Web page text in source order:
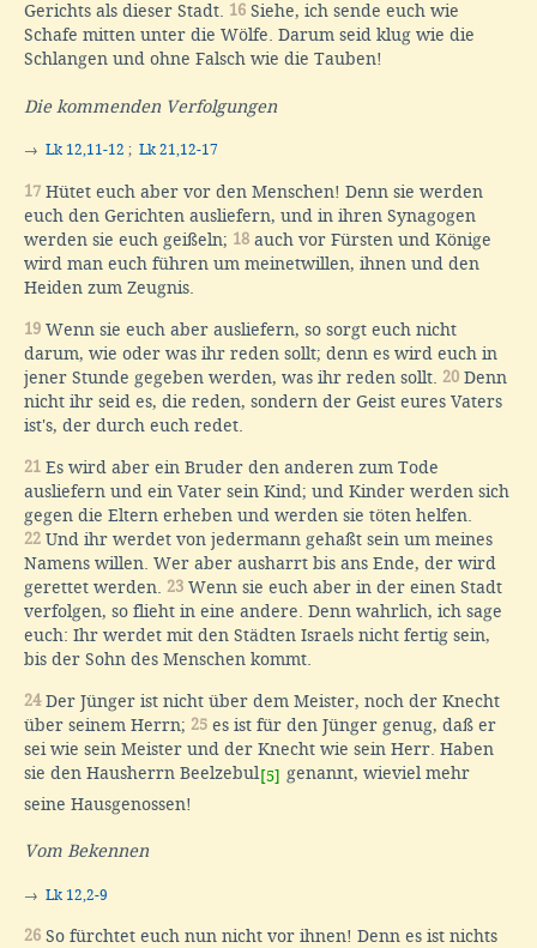
Gerichts als dieser Stadt. 16 Siehe, ich sende euch wie
Schafe mitten unter die Wölfe. Darum seid klug wie die
Schlangen und ohne Falsch wie die Tauben!
Die kommenden Verfolgungen
→ Lk 12,11-12 ; Lk 21,12-17
17 Hütet euch aber vor den Menschen! Denn sie werden
euch den Gerichten ausliefern, und in ihren Synagogen
werden sie euch geißeln; 18 auch vor Fürsten und Könige
wird man euch führen um meinetwillen, ihnen und den
Heiden zum Zeugnis.
19 Wenn sie euch aber ausliefern, so sorgt euch nicht
darum, wie oder was ihr reden sollt; denn es wird euch in
jener Stunde gegeben werden, was ihr reden sollt. 20 Denn
nicht ihr seid es, die reden, sondern der Geist eures Vaters
ist's, der durch euch redet.
21 Es wird aber ein Bruder den anderen zum Tode
ausliefern und ein Vater sein Kind; und Kinder werden sich
gegen die Eltern erheben und werden sie töten helfen.
22 Und ihr werdet von jedermann gehaßt sein um meines
Namens willen. Wer aber ausharrt bis ans Ende, der wird
gerettet werden. 23 Wenn sie euch aber in der einen Stadt
verfolgen, so flieht in eine andere. Denn wahrlich, ich sage
euch: Ihr werdet mit den Städten Israels nicht fertig sein,
bis der Sohn des Menschen kommt.
24Der Jünger ist nicht über dem Meister, noch der Knecht
über seinem Herrn; 25 es ist für den Jünger genug, daß er
sei wie sein Meister und der Knecht wie sein Herr. Haben
sie den Hausherrn Beelzebul [5] genannt, wieviel mehr
seine Hausgenossen!
Vom Bekennen
→ Lk 12,2-9
26 So fürchtet euch nun nicht vor ihnen! Denn es ist nichts